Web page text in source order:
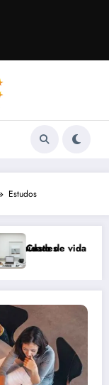
Estudos
Comunicação